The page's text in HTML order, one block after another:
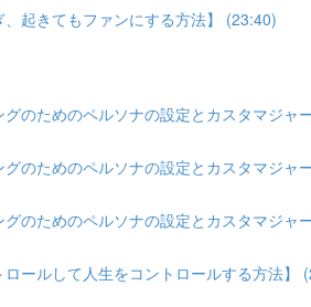
起きてもファンにする方法】 (23:40)
のためのペルソナの設定とカスタマジャ
のためのペルソナの設定とカスタマジャ
のためのペルソナの設定とカスタマジャ
ールして人生をコントロールする方法】